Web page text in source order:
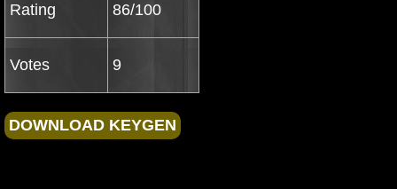
Rating 86/100
Votes 9